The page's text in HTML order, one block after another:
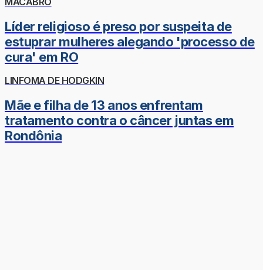
Líder religioso é preso por suspeita de
estuprar mulheres alegando 'processo de
cura' em RO
LINFOMA DE HODGKIN
Mãe e filha de 13 anos enfrentam
tratamento contra o câncer juntas em
Rondônia